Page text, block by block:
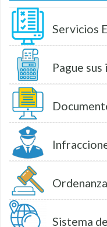
Servicios
Pague
Sistema